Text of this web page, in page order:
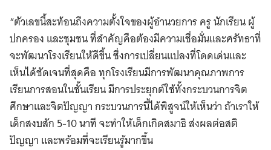
“ตัวเลขนี้สะท้อนถึงความตั้งใจของผู้อำนวยการ ครู นักเรียน ผู้
ปกครอง และชุมชน ที่สำคัญคือต้องมีความเชื่อมั่นและศรัทธาที่
จะพัฒนาโรงเรียนให้ดีขึ้น ซึ่งการเปลี่ยนแปลงที่โดดเด่นและ
เห็นได้ชัดเจนที่สุดคือ ทุกโรงเรียนมีการพัฒนาคุณภาพการ
เรียนการสอนในชั้นเรียน มีการประยุกต์ใช้ทั้งกระบวนการจิต
ศึกษาและจิตปัญญา กระบวนการนี้ได้พิสูจน์ให้เห็นว่า ถ้าเราให้
เด็กสงบสัก 5-10 นาที จะทำให้เด็กเกิดสมาธิ ส่งผลต่อสติ
ปัญญา และพร้อมที่จะเรียนรู้มากขึ้น